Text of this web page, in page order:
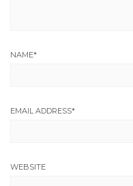
NAME*
EMAIL ADDRESS*
WEBSITE